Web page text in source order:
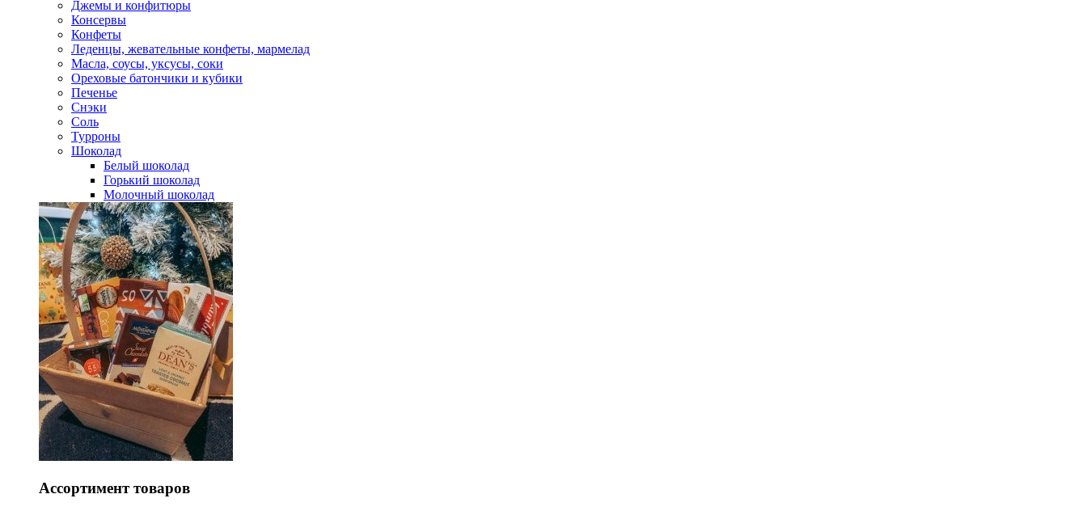
Джемы и конфитюры
Консервы
Конфеты
Леденцы, жевательные конфеты, мармелад
Масла, соусы, уксусы, соки
Ореховые батончики и кубики
Печенье
Снэки
Соль
Турроны
Шоколад
Белый шоколад
Горький шоколад
Молочный шоколад
Ассортимент товаров